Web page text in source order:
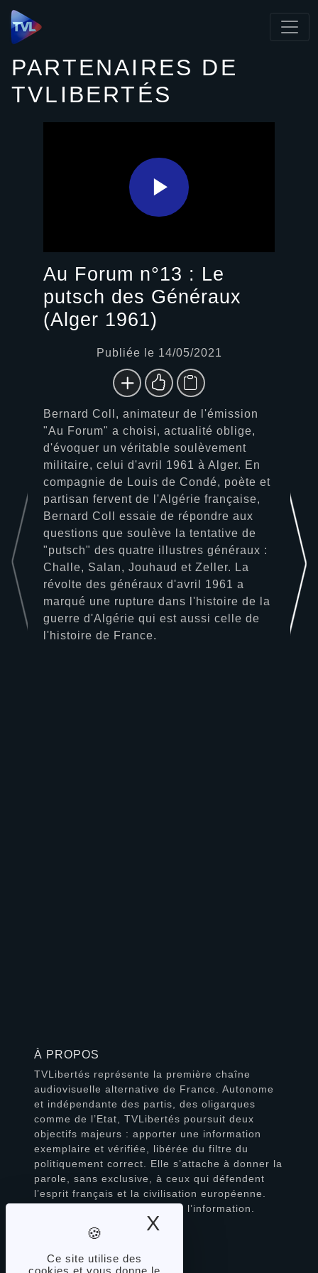
Panneau de gestion des cookies
Ce site utilise des
cookies et vous donne le
X
PARTENAIRES DE
TVLIBERTÉS
Play
Video
Au Forum n°13 : Le
putsch des Généraux
(Alger 1961)
Publiée le 14/05/2021
Bernard Coll, animateur de l'émission
"Au Forum" a choisi, actualité oblige,
d'évoquer un véritable soulèvement
militaire, celui d'avril 1961 à Alger. En
compagnie de Louis de Condé, poète et
partisan fervent de l'Algérie française,
Bernard Coll essaie de répondre aux
questions que soulève la tentative de
"putsch" des quatre illustres généraux :
Challe, Salan, Jouhaud et Zeller. La
révolte des généraux d'avril 1961 a
marqué une rupture dans l'histoire de la
guerre d'Algérie qui est aussi celle de
l'histoire de France.
À PROPOS
TVLibertés représente la première chaîne
audiovisuelle alternative de France. Autonome
et indépendante des partis, des oligarques
comme de l’Etat, TVLibertés poursuit deux
objectifs majeurs : apporter une information
exemplaire et vérifiée, libérée du filtre du
politiquement correct. Elle s’attache à donner la
parole, sans exclusive, à ceux qui défendent
l’esprit français et la civilisation européenne.
TVLibertés est à la pointe de l’information.
Contactez-nous
SUIVEZ-NOUS